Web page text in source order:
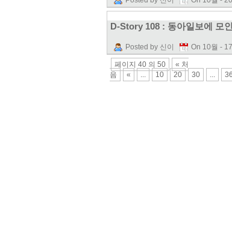
D-Story 108 : 동아일보에 모
Posted by 신이 On 10월 -
페이지 40 의 50
« 처
음
« ... 10 20 30 ... 36